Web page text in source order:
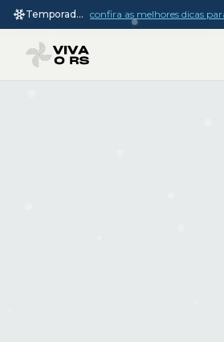
Temporada
de inverno
2026
confira as melhores dicas